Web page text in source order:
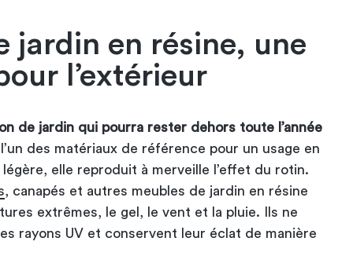
jardin en résine, une
l’extérieur
de jardin qui pourra rester dehors toute l’année
des matériaux de référence pour un usage en
elle reproduit à merveille l’effet du rotin.
, canapés et autres meubles de jardin en résine
extrêmes, le gel, le vent et la pluie. Ils ne
rayons UV et conservent leur éclat de manière